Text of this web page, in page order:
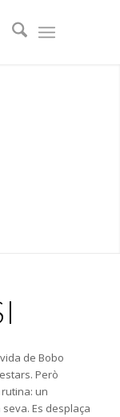
de Bobo
Però
un
seva. Es desplaça